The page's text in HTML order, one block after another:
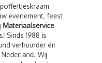
evenement, feest
Materiaalservice
Sinds 1988 is
verhuurder én
Wij